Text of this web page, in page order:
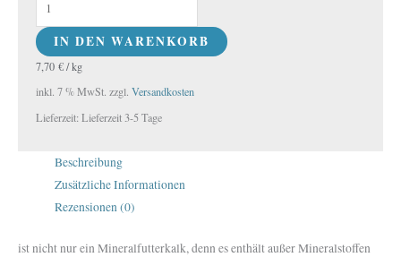
IN DEN WARENKORB
7,70 €/kg
inkl. 7 % MwSt. zzgl. Versandkosten
Lieferzeit:Lieferzeit 3-5 Tage
Beschreibung
Zusätzliche Informationen
Rezensionen (0)
ist nicht nur ein Mineralfutterkalk, denn es enthält außer Mineralstoffen